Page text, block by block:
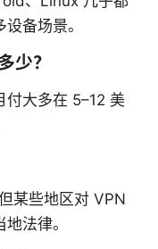
备场景。
少？
付大多在 5–12 美
某些地区对 VPN
法律。